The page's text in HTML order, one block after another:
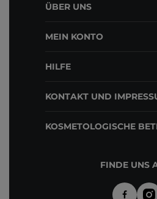
ÜBER UNS
MEIN KONTO
HILFE
KONTAKT UND
KOSMETOLOGISCHE
FINDE UNS